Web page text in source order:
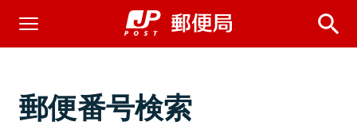
郵便番号検索